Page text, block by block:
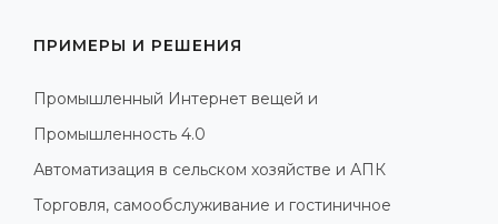
ПРИМЕРЫ И РЕШЕНИЯ
Промышленный Интернет вещей и
Промышленность 4.0
Автоматизация в сельском хозяйстве и АПК
Торговля, самообслуживание и гостиничное